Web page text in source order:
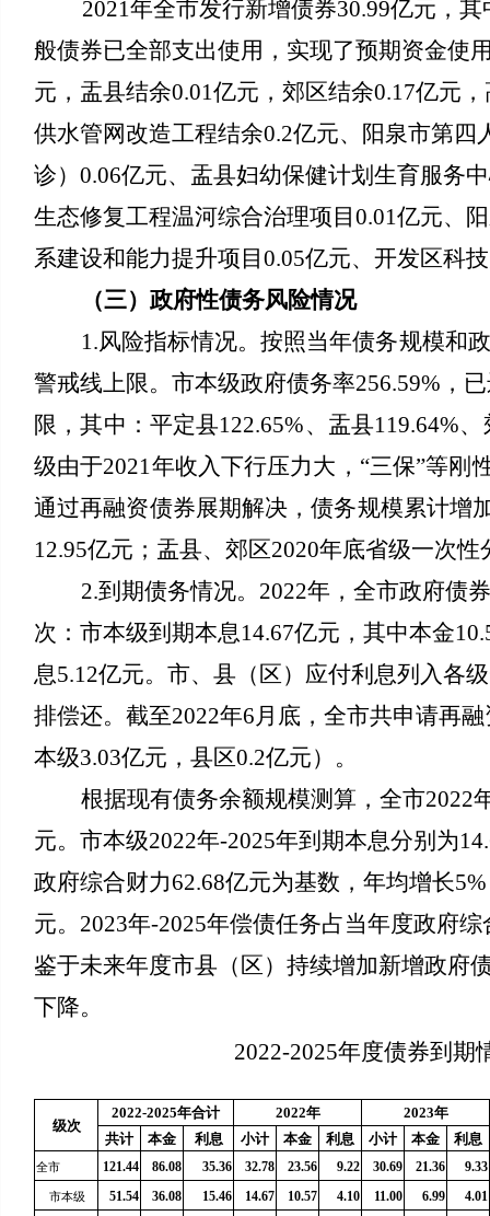
2021年全市发行新增债券30.99亿元，
般债券已全部支出使用，实现了预期资金使
元， 盂县结余0.01亿元， 郊区结余0.17亿元，
供水管网改造工程结余0.2亿元、阳泉市第
诊）0.06亿元、盂县妇幼保健计划生育服务
生态修复工程温河综合治理项目0.01亿元、
系建设和能力提升项目0.05亿元、开发区科
（三）政府性债务风险情况
1.风险指标情况。按照当年债务规模和
警戒线上限。市本级政府债务率256.59%，
限，其中：平定县122.65%、盂县119.64%
级由于2021年收入下行压力大，“三保”等
通过再融资债券展期解决，债务规模累计增
12.95亿元；盂县、郊区2020年底省级一次
2.到期债务情况。2022年，全市政府债
次：市本级到期本息14.67亿元，其中本金
息5.12亿元。市、县（区）应付利息列入各
排偿还。截至2022年6月底，全市共申请再
本级3.03亿元，县区0.2亿元）。
根据现有债务余额规模测算，全市2022
元。市本级2022年-2025年到期本息分别为
政府综合财力62.68亿元为基数，年均增长
元。2023年-2025年偿债任务占当年度政府
鉴于未来年度市县（区）持续增加新增政府
下降。
2022-2025年度债券到期
级次
2022-2025年合计 2022年
2023年
共计
本金 利息 小计 本金 利息 小计 本金 利息
全市 121.44 86.08 35.36 32.78 23.56 9.22 30.69 21.36 9.33
市本级 51.54 36.08 15.46 14.67 10.57 4.10 11.00 6.99 4.01